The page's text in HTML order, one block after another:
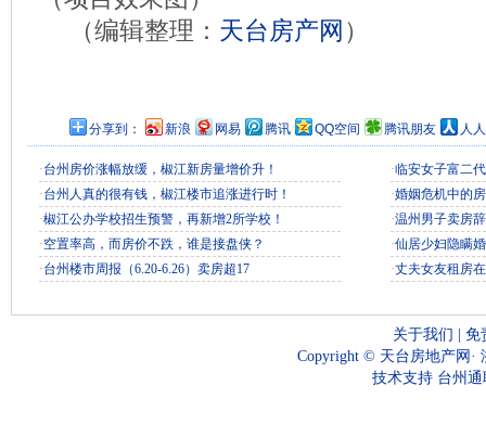
（编辑整理： 天台房产网 ）
分享到： 新浪 网易 腾讯 QQ空间 腾讯朋友 人
·台州房价涨幅放缓，椒江新房量增价升！
·台州人真的很有钱，椒江楼市追涨进行时！
·椒江公办学校招生预警，再新增2所学校！
·空置率高，而房价不跌，谁是接盘侠？
·台州楼市周报（6.20-6.26）卖房超17
·临安女子富二
·婚姻危机中的
·温州男子卖房
·仙居少妇隐瞒
·丈夫女友租房
关于我们
免
Copyright © 天台房地产网 ·
技术支持 台州